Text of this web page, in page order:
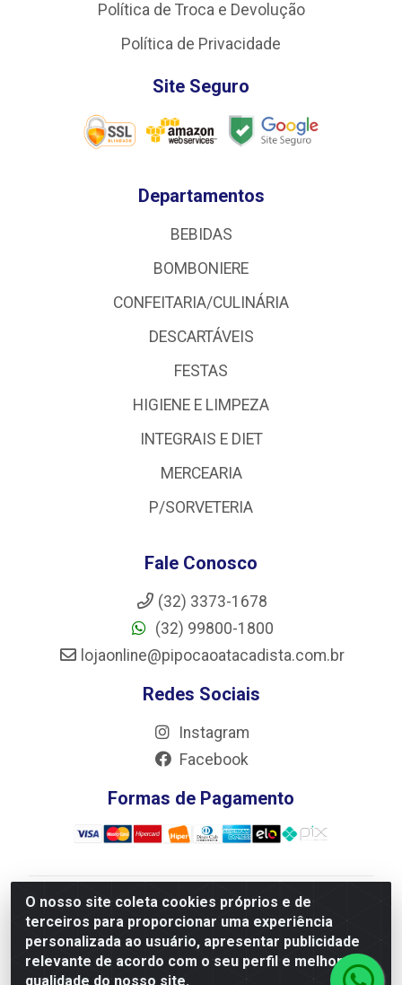
O nosso site coleta cookies próprios e de
terceiros para proporcionar uma experiência
personalizada ao usuário, apresentar publicidade
relevante de acordo com o seu perfil e melhorar a
qualidade do nosso site.
Política de Troca e Devolução
Política de Privacidade
Site Seguro
Departamentos
BEBIDAS
BOMBONIERE
CONFEITARIA/CULINÁRIA
DESCARTÁVEIS
FESTAS
HIGIENE E LIMPEZA
INTEGRAIS E DIET
MERCEARIA
P/SORVETERIA
Fale Conosco
(32) 3373-1678
(32) 99800-1800
lojaonline@pipocaoatacadista.com.br
Redes Sociais
Instagram
Facebook
Formas de Pagamento
JRS Distribuição e Logística LTDA - Rua Antônio do
Sacramento Torga 70, Vila Nossa Senhora de Fatima -
São João Del Rei/MG - CEP 36305-334 - CNPJ
66.194.085/0001-02